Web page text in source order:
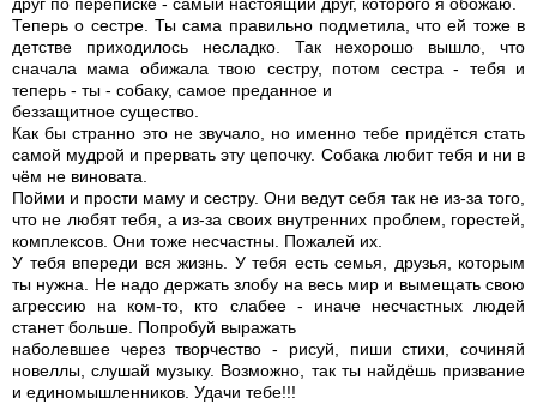
Теперь о сестре. Ты сама правильно подметила, что ей тоже в
детстве приходилось несладко. Так нехорошо вышло, что
сначала мама обижала твою сестру, потом сестра - тебя и
теперь - ты - собаку, самое преданное и
беззащитное существо.
Как бы странно это не звучало, но именно тебе придётся стать
самой мудрой и прервать эту цепочку. Собака любит тебя и ни в
чём не виновата.
Пойми и прости маму и сестру. Они ведут себя так не из-за того,
что не любят тебя, а из-за своих внутренних проблем, горестей,
комплексов. Они тоже несчастны. Пожалей их.
У тебя впереди вся жизнь. У тебя есть семья, друзья, которым
ты нужна. Не надо держать злобу на весь мир и вымещать свою
агрессию на ком-то, кто слабее - иначе несчастных людей
станет больше. Попробуй выражать
наболевшее через творчество - рисуй, пиши стихи, сочиняй
новеллы, слушай музыку. Возможно, так ты найдёшь призвание
и единомышленников. Удачи тебе!!!